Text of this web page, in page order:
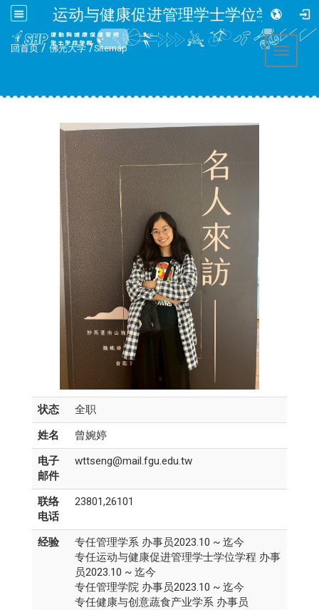
运动与健康促进管理学士学位学程
回首页/ 佛光大学/Sitemap Toggle
状态
全职
姓名
曾婉婷
电子
邮件
wttseng@mail.fgu.edu.tw
联络
电话
23801,26101
经验
专任管理学系 办事员2023.10 ~ 迄今
专任运动与健康促进管理学士学位学程 办事
员2023.10 ~ 迄今
专任管理学院 办事员2023.10 ~ 迄今
专任健康与创意蔬食产业学系 办事员